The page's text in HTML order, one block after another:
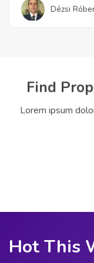
Dézsi
Find
Lorem ipsum
Hot This